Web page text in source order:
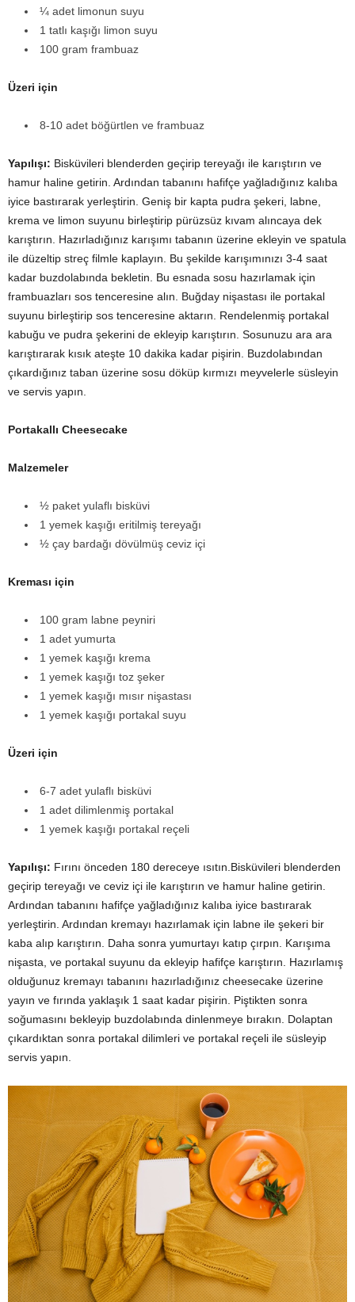
¼ adet limonun suyu
1 tatlı kaşığı limon suyu
100 gram frambuaz
Üzeri için
8-10 adet böğürtlen ve frambuaz
Yapılışı: Bisküvileri blenderden geçirip tereyağı ile karıştırın ve
hamur haline getirin. Ardından tabanını hafifçe yağladığınız kalıba
iyice bastırarak yerleştirin. Geniş bir kapta pudra şekeri, labne,
krema ve limon suyunu birleştirip pürüzsüz kıvam alıncaya dek
karıştırın. Hazırladığınız karışımı tabanın üzerine ekleyin ve spatula
ile düzeltip streç filmle kaplayın. Bu şekilde karışımınızı 3-4 saat
kadar buzdolabında bekletin. Bu esnada sosu hazırlamak için
frambuazları sos tenceresine alın. Buğday nişastası ile portakal
suyunu birleştirip sos tenceresine aktarın. Rendelenmiş portakal
kabuğu ve pudra şekerini de ekleyip karıştırın. Sosunuzu ara ara
karıştırarak kısık ateşte 10 dakika kadar pişirin. Buzdolabından
çıkardığınız taban üzerine sosu döküp kırmızı meyvelerle süsleyin
ve servis yapın.
Portakallı Cheesecake
Malzemeler
½ paket yulaflı bisküvi
1 yemek kaşığı eritilmiş tereyağı
½ çay bardağı dövülmüş ceviz içi
Kreması için
100 gram labne peyniri
1 adet yumurta
1 yemek kaşığı krema
1 yemek kaşığı toz şeker
1 yemek kaşığı mısır nişastası
1 yemek kaşığı portakal suyu
Üzeri için
6-7 adet yulaflı bisküvi
1 adet dilimlenmiş portakal
1 yemek kaşığı portakal reçeli
Yapılışı: Fırını önceden 180 dereceye ısıtın.Bisküvileri blenderden
geçirip tereyağı ve ceviz içi ile karıştırın ve hamur haline getirin.
Ardından tabanını hafifçe yağladığınız kalıba iyice bastırarak
yerleştirin. Ardından kremayı hazırlamak için labne ile şekeri bir
kaba alıp karıştırın. Daha sonra yumurtayı katıp çırpın. Karışıma
nişasta, ve portakal suyunu da ekleyip hafifçe karıştırın. Hazırlamış
olduğunuz kremayı tabanını hazırladığınız cheesecake üzerine
yayın ve fırında yaklaşık 1 saat kadar pişirin. Piştikten sonra
soğumasını bekleyip buzdolabında dinlenmeye bırakın. Dolaptan
çıkardıktan sonra portakal dilimleri ve portakal reçeli ile süsleyip
servis yapın.